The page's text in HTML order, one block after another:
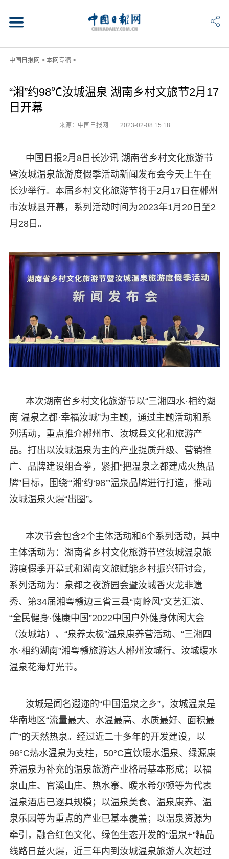
中国日报网 > 本网专稿>
“湘”约98℃汝城温泉 湖南乡村文旅节2月17
日开幕
来源：中国日报网 2023-02-08 15:18
中国日报2月8日长沙讯 湖南省乡村文化旅游节
暨汝城温泉旅游度假季活动新闻发布会今天上午在
长沙举行。本届乡村文化旅游节将于2月17日在郴州
市汝城县开幕，系列活动时间为2023年1月20日至2
月28日。
本次湖南省乡村文化旅游节以“三湘四水·相约湖
南 温泉之都·幸福汝城”为主题，通过主题活动和系
列活动，重点推介郴州市、汝城县文化和旅游产
品。打出以汝城温泉为主的产业提质升级、营销推
广、品牌建设组合拳，紧扣“把温泉之都建成火热品
牌”目标，围绕“‘湘’约‘98’”温泉品牌进行打造，推动
汝城温泉火爆“出圈”。
本次节会包含2个主体活动和6个系列活动，其中
主体活动为：湖南省乡村文化旅游节暨汝城温泉旅
游度假季开幕式和湖南文旅赋能乡村振兴研讨会，
系列活动为：泉都之夜游园会暨汝城香火龙非遗
秀、第34届湘粤赣边三省三县“南岭风”文艺汇演、
“全民健身·健康中国”2022中国户外健身休闲大会
（汝城站）、“泉养太极”温泉康养营活动、“三湘四
水·相约湖南”湘粤赣旅游达人郴州汝城行、汝城暖水
温泉花海灯光节。
汝城是闻名遐迩的“中国温泉之乡”，汝城温泉是
华南地区“流量最大、水温最高、水质最好、面积最
广”的天然热泉。经过近二十多年的开发建设，以
98°C热水温泉为支柱，50°C直饮暖水温泉、绿源康
养温泉为补充的温泉旅游产业格局基本形成；以福
泉山庄、官溪山庄、热水寨、暖水希尔顿等为代表
温泉酒店已逐具规模；以温泉美食、温泉康养、温
泉乐园等为重点的产业已基本覆盖；以温泉资源为
牵引，融合红色文化、绿色生态开发的“温泉+”精品
线路日益火爆，近三年内到汝城温泉旅游人次超过